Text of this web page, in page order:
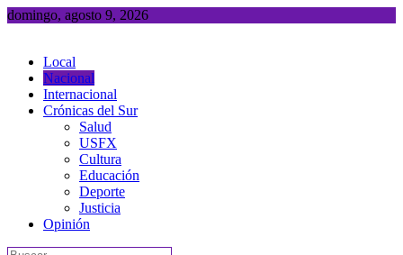
Saltar
domingo, agosto 9, 2026
Local
Nacional
Internacional
Crónicas del Sur
Salud
USFX
Cultura
Educación
Deporte
Justicia
Opinión